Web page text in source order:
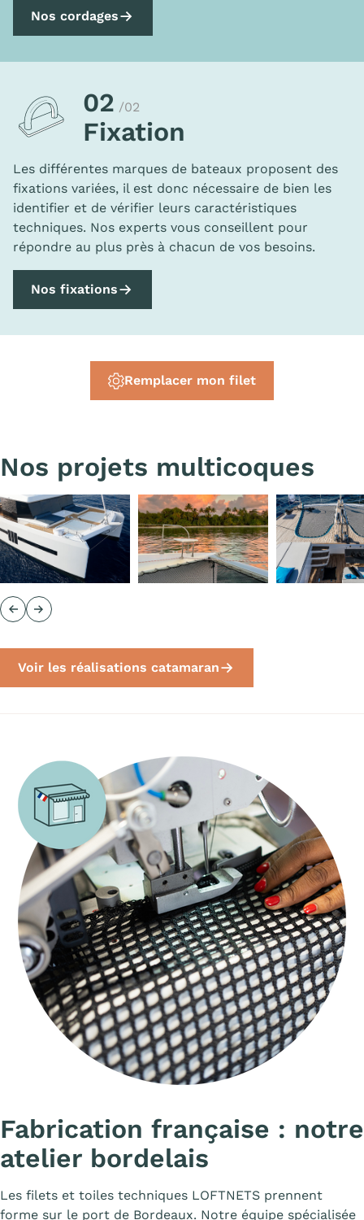
Nos cordages
02 /02
Fixation
Les différentes marques de bateaux proposent des
fixations variées, il est donc nécessaire de bien les
identifier et de vérifier leurs caractéristiques
techniques. Nos experts vous conseillent pour
répondre au plus près à chacun de vos besoins.
Nos fixations
Remplacer mon filet
Nos projets multicoques
Précédent
Suivant
Voir les réalisations catamaran
Fabrication française : notre
atelier bordelais
Les filets et toiles techniques LOFTNETS prennent
forme sur le port de Bordeaux. Notre équipe spécialisée